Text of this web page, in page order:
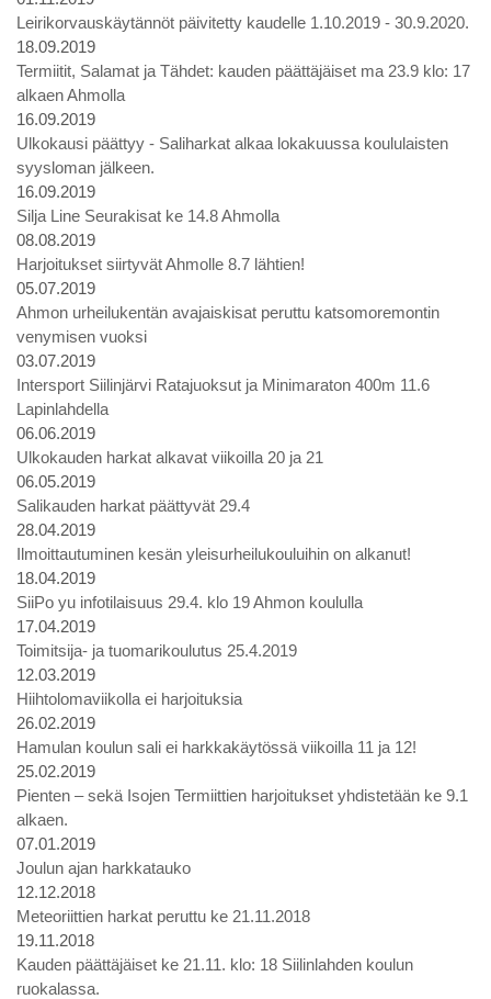
Leirikorvauskäytännöt päivitetty kaudelle 1.10.2019 - 30.9.2020.
18.09.2019
Termiitit, Salamat ja Tähdet: kauden päättäjäiset ma 23.9 klo: 17
alkaen Ahmolla
16.09.2019
Ulkokausi päättyy - Saliharkat alkaa lokakuussa koululaisten
syysloman jälkeen.
16.09.2019
Silja Line Seurakisat ke 14.8 Ahmolla
08.08.2019
Harjoitukset siirtyvät Ahmolle 8.7 lähtien!
05.07.2019
Ahmon urheilukentän avajaiskisat peruttu katsomoremontin
venymisen vuoksi
03.07.2019
Intersport Siilinjärvi Ratajuoksut ja Minimaraton 400m 11.6
Lapinlahdella
06.06.2019
Ulkokauden harkat alkavat viikoilla 20 ja 21
06.05.2019
Salikauden harkat päättyvät 29.4
28.04.2019
Ilmoittautuminen kesän yleisurheilukouluihin on alkanut!
18.04.2019
SiiPo yu infotilaisuus 29.4. klo 19 Ahmon koululla
17.04.2019
Toimitsija- ja tuomarikoulutus 25.4.2019
12.03.2019
Hiihtolomaviikolla ei harjoituksia
26.02.2019
Hamulan koulun sali ei harkkakäytössä viikoilla 11 ja 12!
25.02.2019
Pienten – sekä Isojen Termiittien harjoitukset yhdistetään ke 9.1
alkaen.
07.01.2019
Joulun ajan harkkatauko
12.12.2018
Meteoriittien harkat peruttu ke 21.11.2018
19.11.2018
Kauden päättäjäiset ke 21.11. klo: 18 Siilinlahden koulun
ruokalassa.